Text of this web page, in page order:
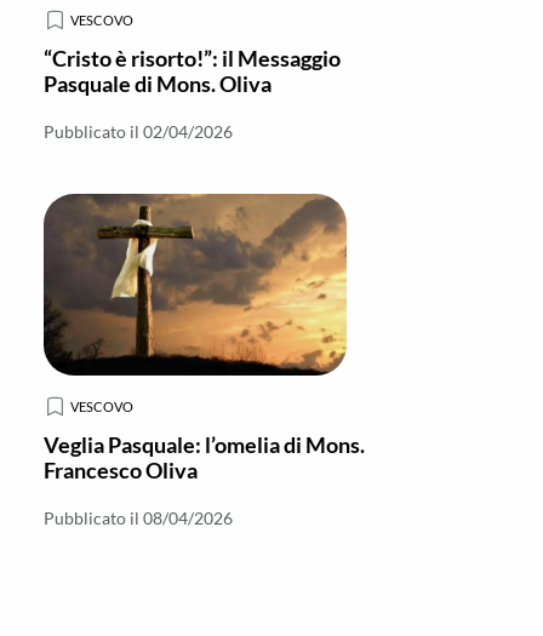
VESCOVO
“Cristo è risorto!”: il Messaggio
Pasquale di Mons. Oliva
Pubblicato il 02/04/2026
VESCOVO
Veglia Pasquale: l’omelia di Mons.
Francesco Oliva
Pubblicato il 08/04/2026